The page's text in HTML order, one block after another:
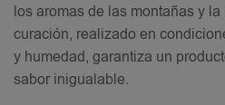
los aromas de las montañas y
curación, realizado en
y humedad, garantiza un
sabor inigualable.